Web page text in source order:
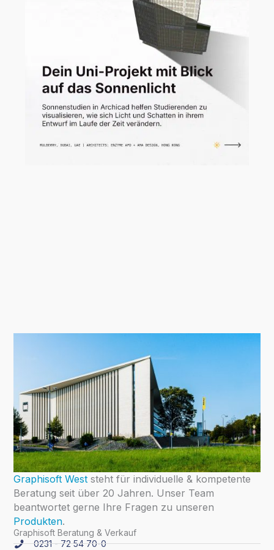
Graphisoft Weststeht für individuelle & kompetente
Beratung seit über 20 Jahren. Unser Team
beantwortet gerne Ihre Fragen zu unseren
Produkten.
Graphisoft Beratung & Verkauf
0231 - 72 54 70-0